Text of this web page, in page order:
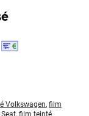
Volkswagen, film
, film teinté